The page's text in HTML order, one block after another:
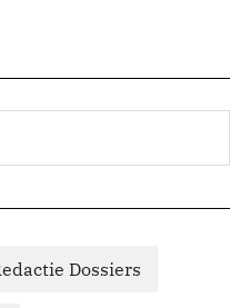
Dossiers